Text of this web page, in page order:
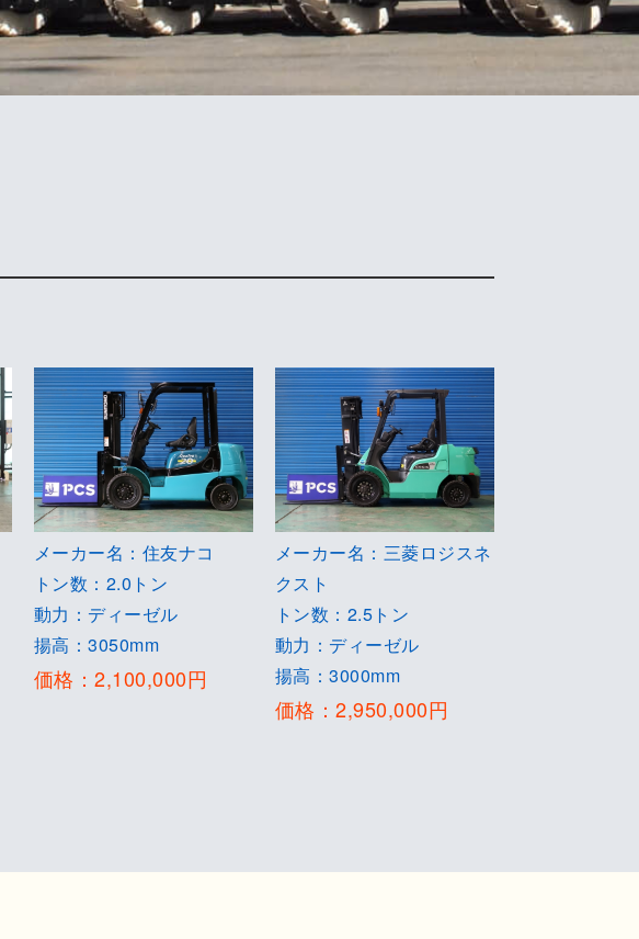
メーカー名：住友ナコ
トン数：2.0トン
動力：ディーゼル
揚高：3050mm
価格：2,100,000円
メーカー名：三菱ロジスネ
クスト
トン数：2.5トン
動力：ディーゼル
揚高：3000mm
価格：2,950,000円